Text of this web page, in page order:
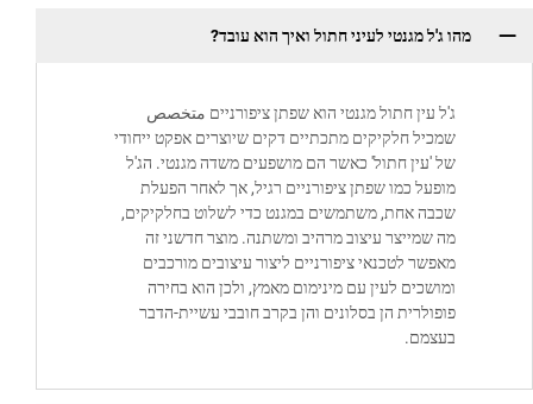
מהו ג'ל מגנטי לעיני חתול ואיך הוא עובד?
ג'ל עין חתול מגנטי הוא שפתן ציפורניים متخصص
שמכיל חלקיקים מתכתיים דקים שיוצרים אפקט ייחודי
של 'עין חתול' כאשר הם מושפעים משדה מגנטי. הג'ל
מופעל כמו שפתן ציפורניים רגיל, אך לאחר הפעלת
שכבה אחת, משתמשים במגנט כדי לשלוט בחלקיקים,
מה שמייצר עיצוב מרהיב ומשתנה. מוצר חדשני זה
מאפשר לטכנאי ציפורניים ליצור עיצובים מורכבים
ומושכים לעין עם מינימום מאמץ, ולכן הוא בחירה
פופולרית הן בסלונים והן בקרב חובבי עשיית-הדבר
בעצמם.